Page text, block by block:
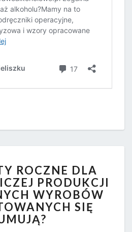
LIMITY
ROCZNE
DLA
RZEMIEŚLNICZEJ
PRODUKCJI
WINA
ROCZNE DLA
PRODUKCJI
WYROBÓW
SIĘ